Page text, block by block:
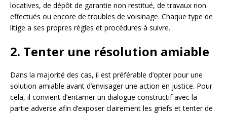
locatives, de dépôt de garantie non restitué, de travaux non
effectués ou encore de troubles de voisinage. Chaque type de
litige a ses propres règles et procédures à suivre.
2. Tenter une résolution amiable
Dans la majorité des cas, il est préférable d’opter pour une
solution amiable avant d’envisager une action en justice. Pour
cela, il convient d’entamer un dialogue constructif avec la
partie adverse afin d’exposer clairement les griefs et tenter de